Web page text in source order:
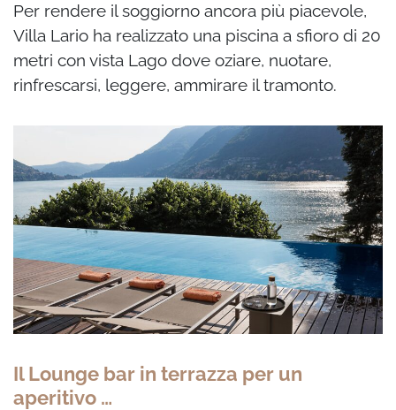
Per rendere il soggiorno ancora più piacevole,
Villa Lario ha realizzato una piscina a sfioro di 20
metri con vista Lago dove oziare, nuotare,
rinfrescarsi, leggere, ammirare il tramonto.
Il Lounge bar in terrazza per un
aperitivo …